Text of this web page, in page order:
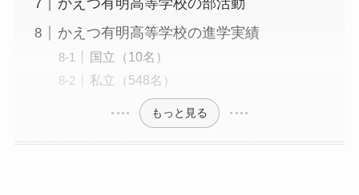
かえつ有明高等学校の部活動
かえつ有明高等学校の進学実績
国立（10名）
私立（548名）
もっと見る